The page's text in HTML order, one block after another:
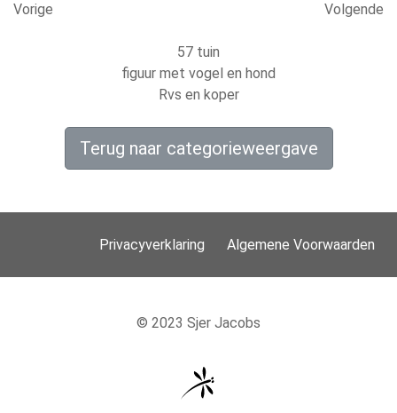
Vorige Volgende
57 tuin
figuur met vogel en hond
Rvs en koper
Terug naar categorieweergave
Privacyverklaring Algemene Voorwaarden
© 2023 Sjer Jacobs